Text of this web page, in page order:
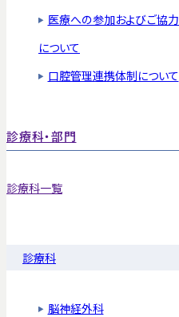
医療への参加およびご協力
について
口腔管理連携体制について
診療科・部門
診療科一覧
診療科
脳神経外科